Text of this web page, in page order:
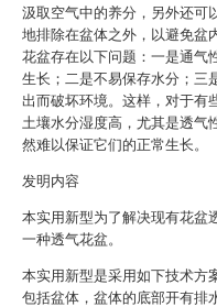
汲取空气中的养分，另外还可
地排除在盆体之外，以避免盆
花盆存在以下问题：一是通气
生长；二是不易保存水分；三
出而破坏环境。这样，对于有
土壤水分湿度高，尤其是透气
然难以保证它们的正常生长。
发明内容
本实用新型为了解决现有花盆
一种透气花盆。
本实用新型是采用如下技术方
包括盆体，盆体的底部开有排